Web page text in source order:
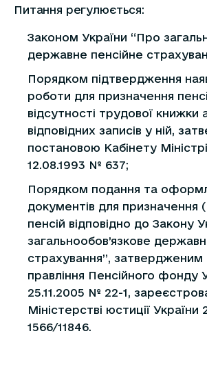
Питання регулюється:
Законом України “Про
державне пенсійне
Порядком підтвердження
роботи для призначення
відсутності трудової книжки
відповідних записів у ній,
постановою Кабінету
12.08.1993 № 637;
Порядком подання та
документів для призначення
пенсій відповідно до Закону
загальнообов’язкове
страхування”,
правління Пенсійного фонду
25.11.2005 № 22-1,
Міністерстві юстиції
1566/11846.